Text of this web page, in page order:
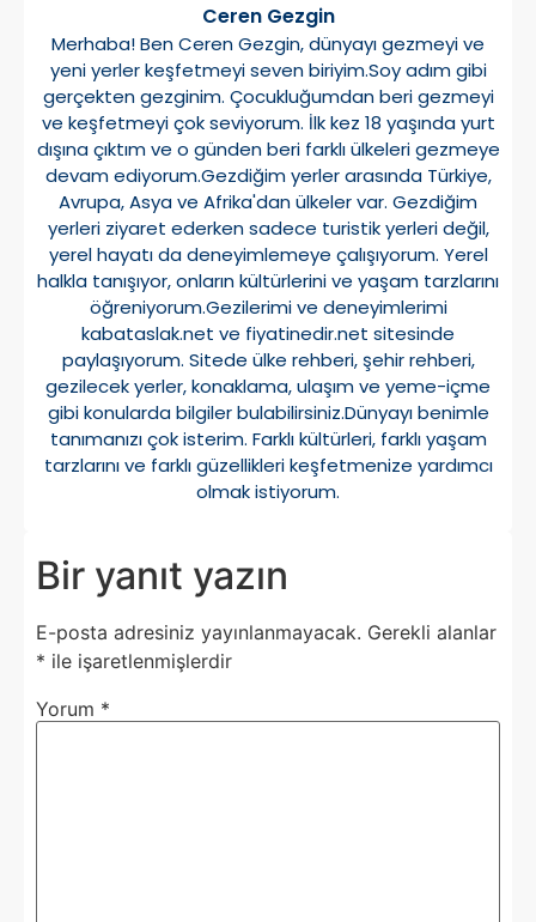
Ceren Gezgin
Merhaba! Ben Ceren Gezgin, dünyayı gezmeyi ve
yeni yerler keşfetmeyi seven biriyim.Soy adım gibi
gerçekten gezginim. Çocukluğumdan beri gezmeyi
ve keşfetmeyi çok seviyorum. İlk kez 18 yaşında yurt
dışına çıktım ve o günden beri farklı ülkeleri gezmeye
devam ediyorum.Gezdiğim yerler arasında Türkiye,
Avrupa, Asya ve Afrika'dan ülkeler var. Gezdiğim
yerleri ziyaret ederken sadece turistik yerleri değil,
yerel hayatı da deneyimlemeye çalışıyorum. Yerel
halkla tanışıyor, onların kültürlerini ve yaşam tarzlarını
öğreniyorum.Gezilerimi ve deneyimlerimi
kabataslak.net ve fiyatinedir.net sitesinde
paylaşıyorum. Sitede ülke rehberi, şehir rehberi,
gezilecek yerler, konaklama, ulaşım ve yeme-içme
gibi konularda bilgiler bulabilirsiniz.Dünyayı benimle
tanımanızı çok isterim. Farklı kültürleri, farklı yaşam
tarzlarını ve farklı güzellikleri keşfetmenize yardımcı
olmak istiyorum.
Bir yanıt yazın
E-posta adresiniz yayınlanmayacak. Gerekli alanlar
* ile işaretlenmişlerdir
Yorum *